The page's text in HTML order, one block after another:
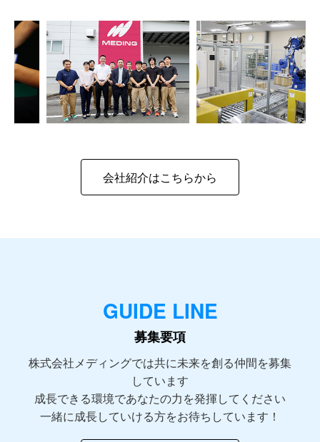
会社紹介はこちらから
GUIDE LINE
募集要項
株式会社メディングでは共に未来を創る仲間を募集
しています
成長できる環境であなたの力を発揮してください
一緒に成長していける方をお待ちしています！